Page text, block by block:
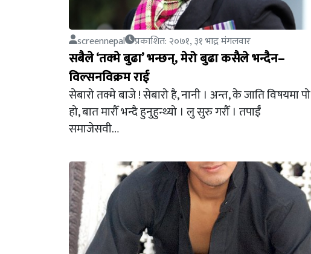
screennepal प्रकाशित: २०७१, ३१ भाद्र मंगलवार
सबैले ‘तक्मे बुढा’ भन्छन्, मेरो बुढा कसैले भन्दैन–
विल्सनविक्रम राई
सेबारो तक्मे बाजे ! सेबारो है, नानी । अन्त, के जाति विषयमा पो
हो, बात मारौँ भन्दै हुनुहुन्थ्यो । लु सुरु गरौँ । तपाईँ
समाजेसवी…